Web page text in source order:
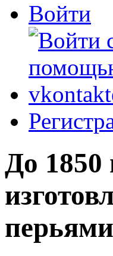
Войти
До 1850